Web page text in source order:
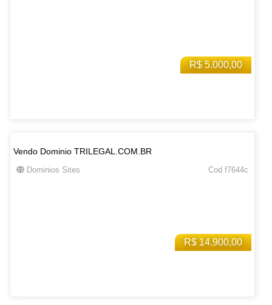
R$ 5.000,00
R$ 14.900,00
Vendo Dominio TRILEGAL.COM.BR
Dominios Sites Cod f7644c